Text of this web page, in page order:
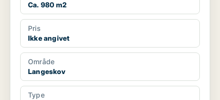
Ca. 980 m2
Pris
Ikke angivet
Område
Langeskov
Type